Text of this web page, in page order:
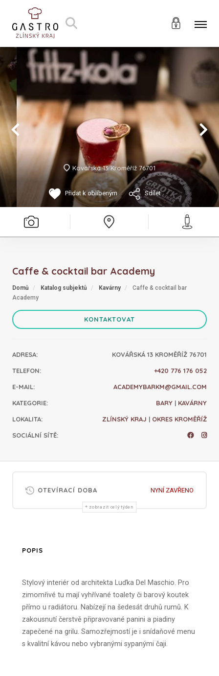
Kovářská 13 Kroměříž 76701
Přidat k oblíbeným Sdílet
Caffe & cocktail bar Academy
Domů Katalog subjektů Kavárny
Caffe & cocktail bar
Academy
KONTAKTOVAT
ADRESA: KOVÁŘSKÁ 13 KROMĚŘÍŽ 76701
TELEFON: +420 776 176 052
E-MAIL: ACADEMYBARKM@GMAIL.COM
KATEGORIE: BARY | KAVÁRNY
LOKALITA: ZLÍNSKÝ KRAJ | OKRES KROMĚŘÍŽ
SOCIÁLNÍ SÍTĚ:
OTEVÍRACÍ DOBA NYNÍ ZAVŘENO
zobrazit celý týden
POPIS
Stylový interiér od architekta Luďka Del Maschio. Pro
zimomřivé tu mají vyhřívané toalety či barový koutek
přímo u radiátoru. Nabízejí na šedesát druhů rumů. K
zakousnutí čerstvě připravované panini a piadiny
zapečené na grilu. Samozřejmostí je i snídaňové menu
s kvalitní kávou nebo vybranými sypanými čaji.